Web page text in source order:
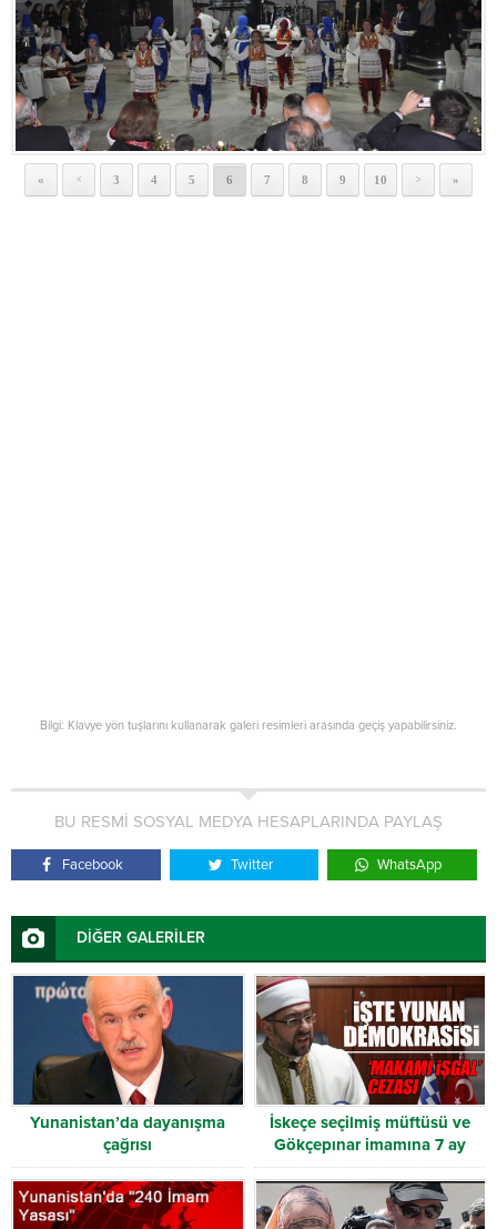
« < 3 4 5 6 7 8 9 10 > »
Bilgi: Klavye yön tuşlarını kullanarak galeri resimleri arasında geçiş yapabilirsiniz.
BU RESMİ SOSYAL MEDYA HESAPLARINDA PAYLAŞ
Facebook Twitter WhatsApp
DİĞER GALERİLER
Yunanistan’da dayanışma
çağrısı
İskeçe seçilmiş müftüsü ve
Gökçepınar imamına 7 ay
hapis cezası